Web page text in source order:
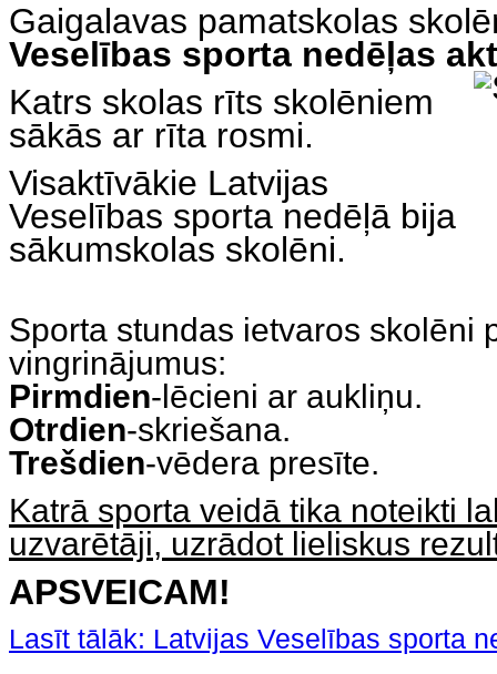
Gaigalavas pamatskolas
Veselības sporta nedēļas
Katrs skolas rīts skolēniem
sākās ar rīta rosmi.
Visaktīvākie Latvijas
Veselības sporta nedēļā bija
sākumskolas skolēni.
Sporta stundas ietvaros skolēni
vingrinājumus:
Pirmdien-lēcieni ar aukliņu.
Otrdien-skriešana.
Trešdien-vēdera presīte.
Katrā sporta veidā tika noteikti
uzvarētāji, uzrādot lieliskus
APSVEICAM!
Lasīt tālāk: Latvijas Veselības sporta